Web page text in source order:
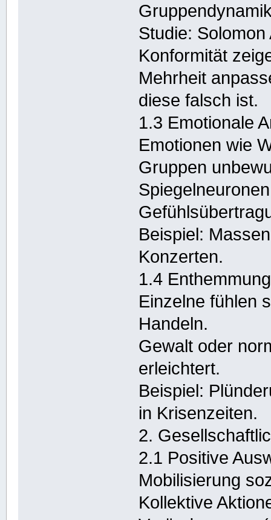
Studie:
Konformität
Mehrheit
diese falsch ist.
1.3 Emotionale
Emotionen wie
Gruppen
Beispiel:
Konzerten.
1.4
Einzelne fühlen
Handeln.
Gewalt oder
erleichtert.
Beispiel:
in Krisenzeiten.
2.
2.1 Positive
Mobilisierung
Kollektive